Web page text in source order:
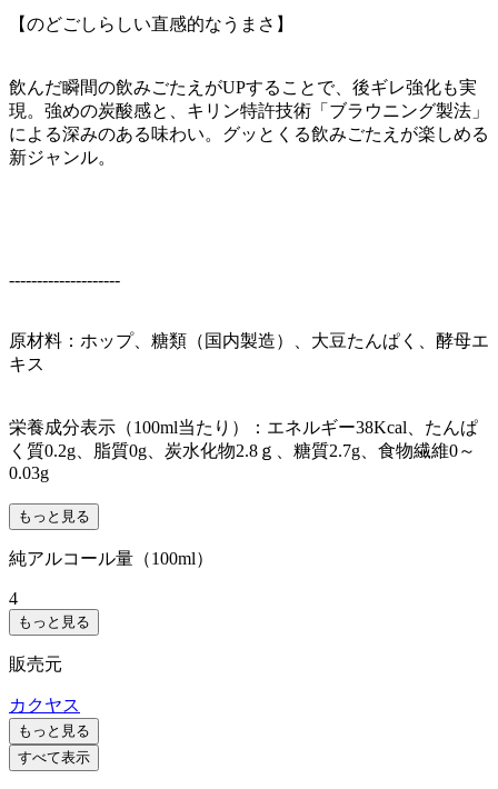
【のどごしらしい直感的なうまさ】
飲んだ瞬間の飲みごたえがUPすることで、後ギレ強化も実
現。強めの炭酸感と、キリン特許技術「ブラウニング製法」
による深みのある味わい。グッとくる飲みごたえが楽しめる
新ジャンル。
--------------------
原材料：ホップ、糖類（国内製造）、大豆たんぱく、酵母エ
キス
栄養成分表示（100ml当たり）：エネルギー38Kcal、たんぱ
く質0.2g、脂質0g、炭水化物2.8ｇ、糖質2.7g、食物繊維0～
0.03g
もっと見る
純アルコール量（100ml）
4
もっと見る
販売元
カクヤス
もっと見る
すべて表示